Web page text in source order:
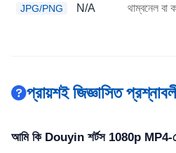
JPG/PNG N/A থাম্বনেল
প্রায়শই জিজ্ঞাসিত
আমি কি Douyin শর্টস 1080p MP4-